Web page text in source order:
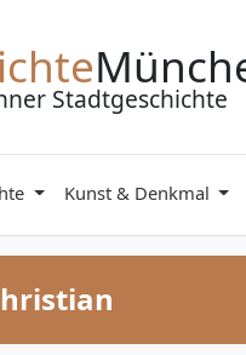
Stadtgeschichte
Kunst & Denkmal